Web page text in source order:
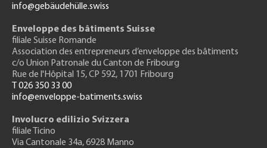
info@gebäudehülle.swiss
Enveloppe des bâtiments Suisse
filiale Suisse Romande
Association des entrepreneurs d’enveloppe des bâtiments
c/o Union Patronale du Canton de Fribourg
Rue de l'Hôpital 15, CP 592, 1701 Fribourg
T 026 350 33 00
info@enveloppe-batiments.swiss
Involucro edilizio Svizzera
filiale Ticino
Via Cantonale 34a, 6928 Manno